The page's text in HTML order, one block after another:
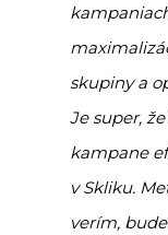
skupiny a
Je super,
kampane
v Skliku.
verím,